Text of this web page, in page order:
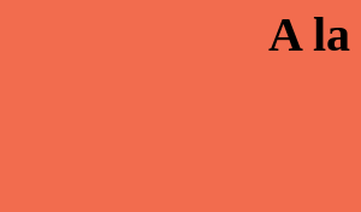
A la